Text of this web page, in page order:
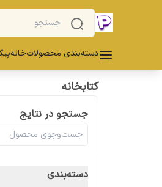
دسته‌بندی محصولاتخانه
کتابخانه
جستجو در نتایج
دسته‌بندی